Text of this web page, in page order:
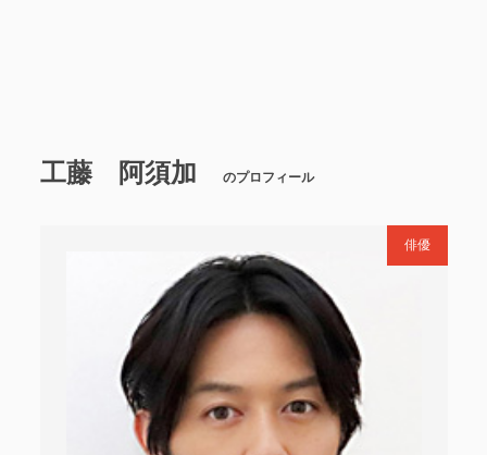
工藤 阿須加 のプロフィール
俳優